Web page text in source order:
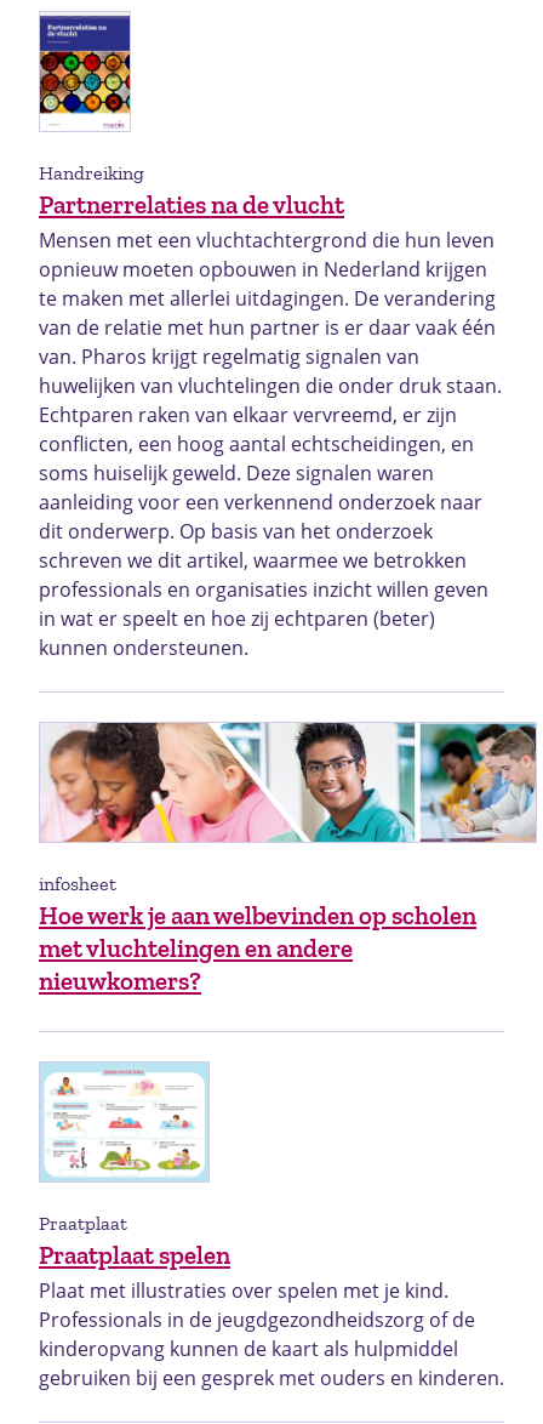
Partnerrelaties na de vlucht
Handreiking
Mensen met een vluchtachtergrond die hun leven
opnieuw moeten opbouwen in Nederland krijgen
te maken met allerlei uitdagingen. De verandering
van de relatie met hun partner is er daar vaak één
van. Pharos krijgt regelmatig signalen van
huwelijken van vluchtelingen die onder druk staan.
Echtparen raken van elkaar vervreemd, er zijn
conflicten, een hoog aantal echtscheidingen, en
soms huiselijk geweld. Deze signalen waren
aanleiding voor een verkennend onderzoek naar
dit onderwerp. Op basis van het onderzoek
schreven we dit artikel, waarmee we betrokken
professionals en organisaties inzicht willen geven
in wat er speelt en hoe zij echtparen (beter)
kunnen ondersteunen.
Hoe werk je aan welbevinden op scholen
met vluchtelingen en andere
nieuwkomers?
infosheet
Praatplaat spelen
Praatplaat
Plaat met illustraties over spelen met je kind.
Professionals in de jeugdgezondheidszorg of de
kinderopvang kunnen de kaart als hulpmiddel
gebruiken bij een gesprek met ouders en kinderen.